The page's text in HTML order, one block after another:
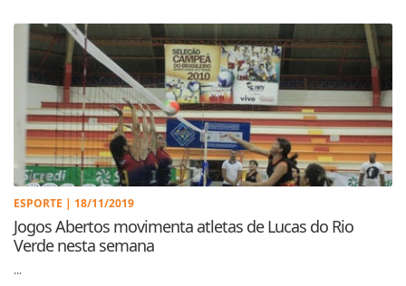
ESPORTE | 18/11/2019
Jogos Abertos movimenta atletas de Lucas do Rio
Verde nesta semana
...